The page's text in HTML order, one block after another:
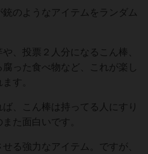
のようなアイテムをランダム
、投票２人分になるこん棒、
った食べ物など、これが楽し
す。
、こん棒は持ってる人にすり
た面白いです。
る強力なアイテム。ですが、